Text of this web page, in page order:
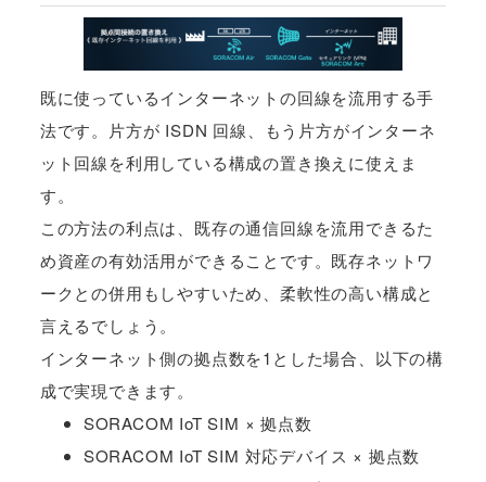
既に使っているインターネットの回線を流用する手
法です。片方が ISDN 回線、もう片方がインターネ
ット回線を利用している構成の置き換えに使えま
す。
この方法の利点は、既存の通信回線を流用できるた
め資産の有効活用ができることです。既存ネットワ
ークとの併用もしやすいため、柔軟性の高い構成と
言えるでしょう。
インターネット側の拠点数を1とした場合、以下の構
成で実現できます。
SORACOM IoT SIM × 拠点数
SORACOM IoT SIM 対応デバイス × 拠点数